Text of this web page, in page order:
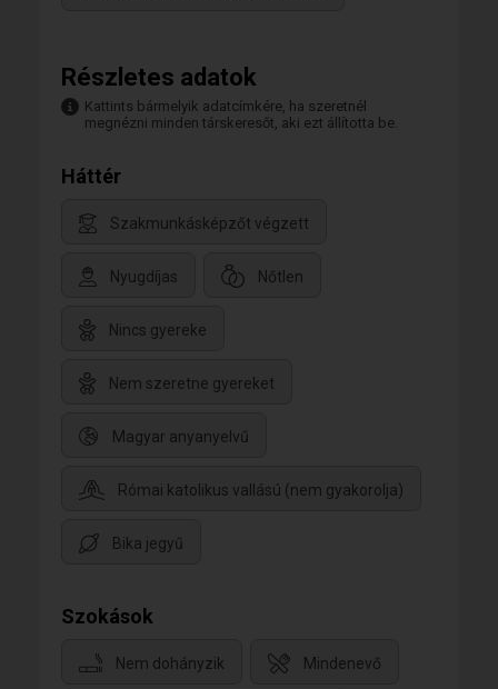
Részletes adatok
Kattints bármelyik adatcímkére, ha szeretnél
megnézni minden társkeresőt, aki ezt állította be.
Háttér
Szakmunkásképzőt végzett
Nyugdíjas Nőtlen
Nincs gyereke
Nem szeretne gyereket
Magyar anyanyelvű
Római katolikus vallású (nem gyakorolja)
Bika jegyű
Szokások
Nem dohányzik Mindenevő